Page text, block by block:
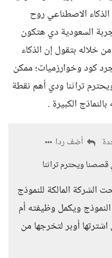
الاصطناعي روح
السعودية دي هتكون
خلاله بتقول إن الذكاء
كود وخوارزميات؛ ممكن
تراثنا ودي أهم نقطة
الكبيرة .
أضف ردا
ويحترم تراثنا
الشركة المالكة للنموذج
ويكمل وظيفته أم
أوبر لتخرجها من